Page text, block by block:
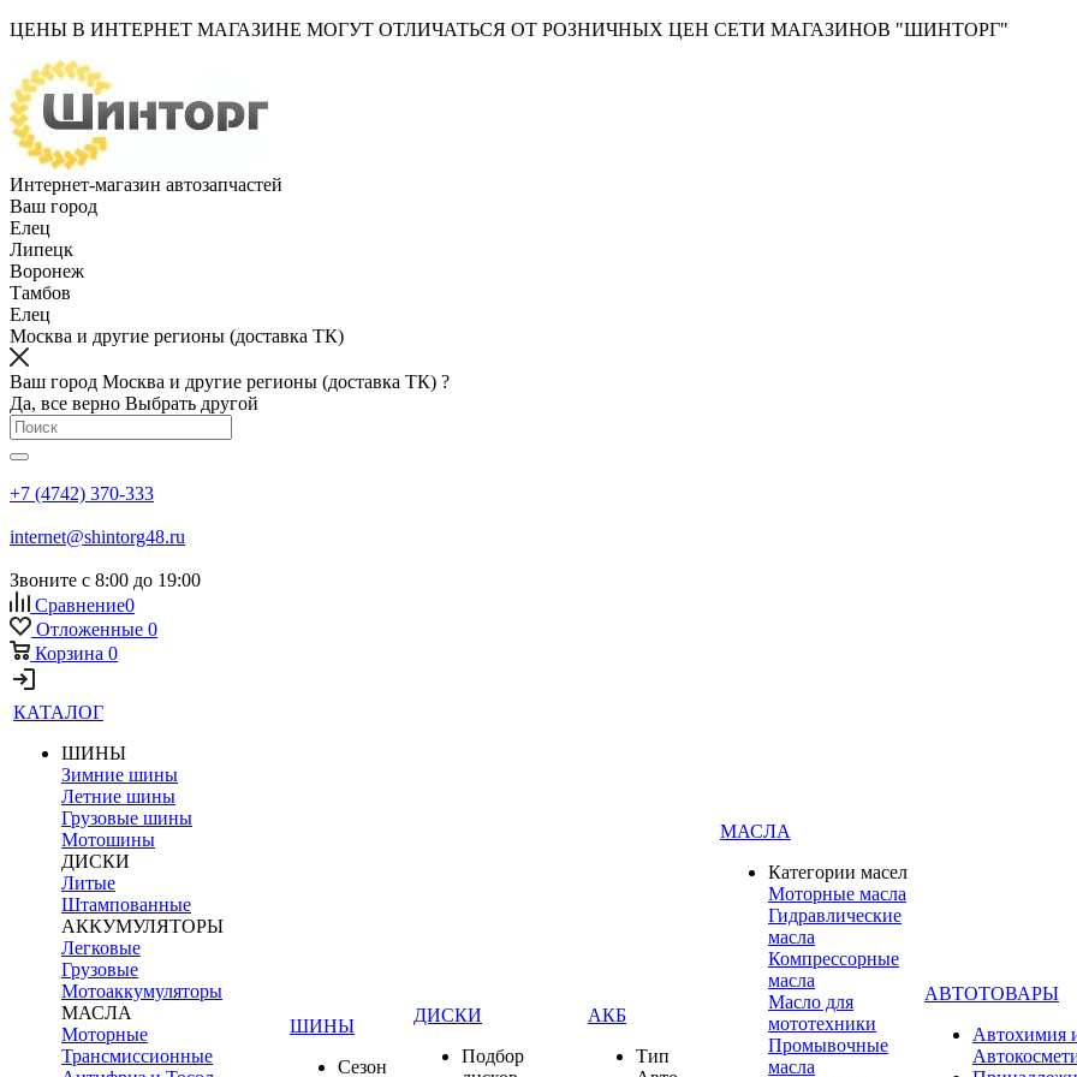
ЦЕНЫ В ИНТЕРНЕТ МАГАЗИНЕ МОГУТ ОТЛИЧАТЬСЯ ОТ РОЗНИЧНЫХ ЦЕН СЕТИ МАГАЗИНОВ "ШИНТОРГ"
Интернет-магазин автозапчастей
Ваш город
Елец
Липецк
Воронеж
Тамбов
Елец
Москва и другие регионы (доставка ТК)
Ваш город Москва и другие регионы (доставка ТК) ?
Да, все верно Выбрать другой
+7 (4742) 370-333
internet@shintorg48.ru
Звоните с 8:00 до 19:00
Сравнение0
Отложенные 0
Корзина 0
КАТАЛОГ
ШИНЫ
Зимние шины
Летние шины
Грузовые шины
Мотошины
ДИСКИ
Литые
Штампованные
АККУМУЛЯТОРЫ
Легковые
Грузовые
Мотоаккумуляторы
МАСЛА
Моторные
Трансмиссионные
ШИНЫ
Сезон
ДИСКИ
Подбор
АКБ
Тип
МАСЛА
Категории масел
Моторные масла
Гидравлические
масла
Компрессорные
масла
Масло для
мототехники
Промывочные
масла
АВТОТОВАРЫ
Автохимия